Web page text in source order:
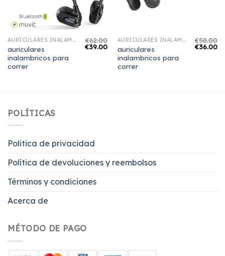
AURICULARES INALAMBRICOS PARA CORRER
auriculares
inalambricos para
correr
€62.00
€39.00
AURICULARES INALAMBRICOS PARA CORRER
auriculares
inalambricos para
correr
€58.00
€36.00
POLÍTICAS
Politica de privacidad
Política de devoluciones y reembolsos
Términos y condiciones
Acerca de
MÉTODO DE PAGO